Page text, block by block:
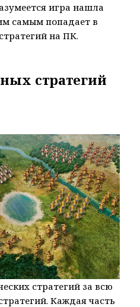
игра нашла
самым попадает в
на ПК.
стратегий
стратегий за всю
Каждая часть